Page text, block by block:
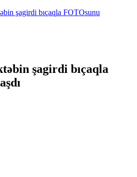
şagirdi bıçaqla